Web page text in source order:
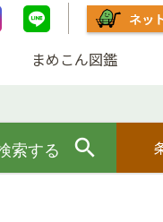
まめこん図鑑